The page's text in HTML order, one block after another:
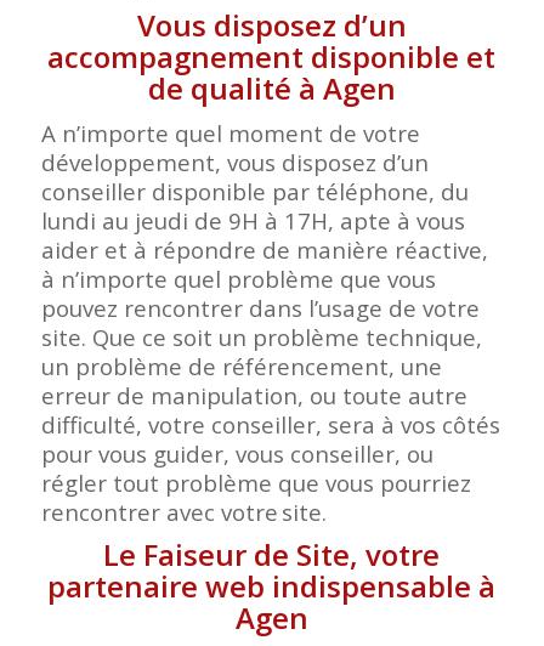
Vous disposez d’un
accompagnement disponible et
de qualité à Agen
A n’importe quel moment de votre
développement, vous disposez d’un
conseiller disponible par téléphone, du
lundi au jeudi de 9H à 17H, apte à vous
aider et à répondre de manière réactive,
à n’importe quel problème que vous
pouvez rencontrer dans l’usage de votre
site. Que ce soit un problème technique,
un problème de référencement, une
erreur de manipulation, ou toute autre
difficulté, votre conseiller, sera à vos côtés
pour vous guider, vous conseiller, ou
régler tout problème que vous pourriez
rencontrer avec votre site.
Le Faiseur de Site, votre
partenaire web indispensable à
Agen